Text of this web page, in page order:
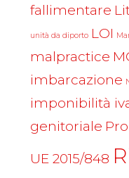
fallimentare
unità da diporto LOI
malpractice
imbarcazione
imponibilità
genitoriale
UE 2015/848